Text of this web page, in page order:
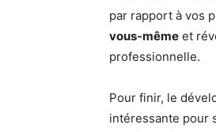
par rapport à vos
vous-même et
professionnelle.
Pour finir, le
intéressante pour